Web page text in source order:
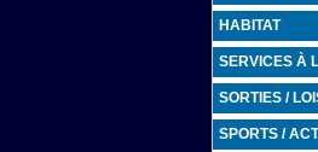
HABITAT
SERVICES À
SORTIES /
SPORTS /